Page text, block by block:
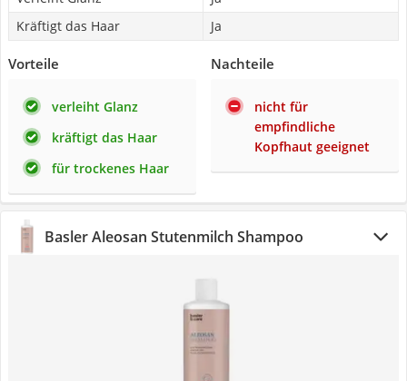
Kräftigt das Haar
Ja
Vorteile
verleiht Glanz
kräftigt das Haar
für trockenes Haar
Nachteile
nicht für
empfindliche
Kopfhaut geeignet
Basler Aleosan Stutenmilch Shampoo